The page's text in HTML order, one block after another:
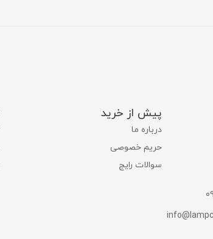
پیش از خرید
درباره ما
حریم خصوصی
سوالات رایج